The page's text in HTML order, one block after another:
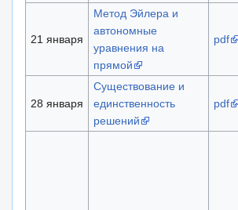
21 января
Метод Эйлера и
автономные
уравнения на
прямой
pdf
28 января
Существование и
единственность
решений
pdf